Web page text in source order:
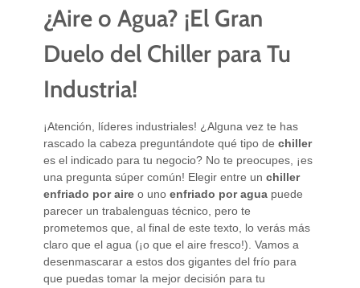
¿Aire o Agua? ¡El Gran
Duelo del Chiller para Tu
Industria!
¡Atención, líderes industriales! ¿Alguna vez te has
rascado la cabeza preguntándote qué tipo de chiller
es el indicado para tu negocio? No te preocupes, ¡es
una pregunta súper común! Elegir entre un chiller
enfriado por aireo uno enfriado por aguapuede
parecer un trabalenguas técnico, pero te
prometemos que, al final de este texto, lo verás más
claro que el agua (¡o que el aire fresco!). Vamos a
desenmascarar a estos dos gigantes del frío para
que puedas tomar la mejor decisión para tu